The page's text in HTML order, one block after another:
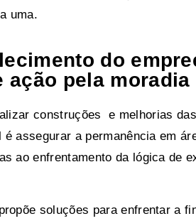
uma.
do
ação pela moradia
construções e melhorias
assegurar a permanência em
ao enfrentamento da lógica de
soluções para enfrentar a